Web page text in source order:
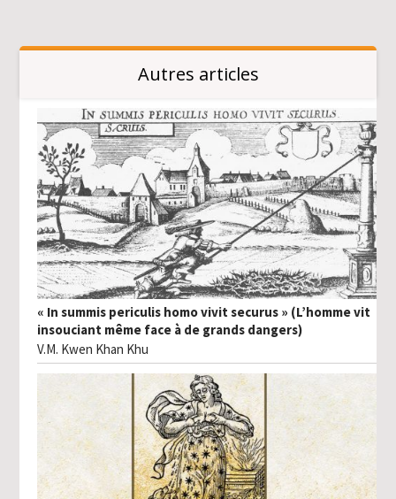
Autres articles
« In summis periculis homo vivit securus » (L’homme vit
insouciant même face à de grands dangers)
V.M. Kwen Khan Khu